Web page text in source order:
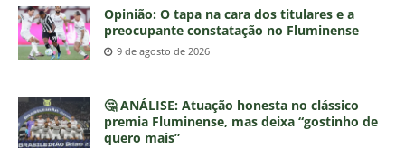
Opinião: O tapa na cara dos titulares e a
preocupante constatação no Fluminense
9 de agosto de 2026
🤔 ANÁLISE: Atuação honesta no clássico
premia Fluminense, mas deixa “gostinho de
quero mais”